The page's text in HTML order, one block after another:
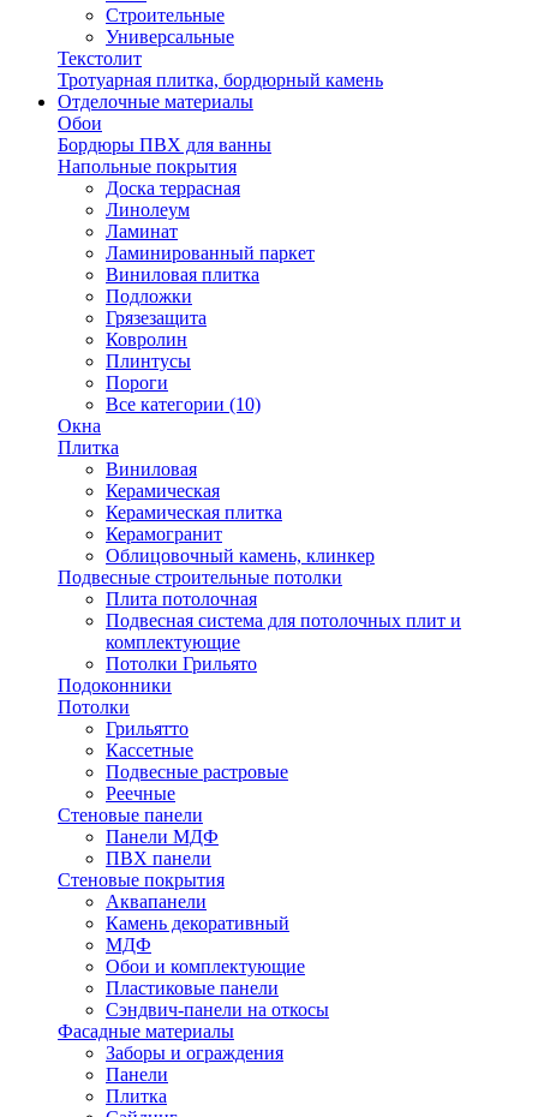
Строительные
Универсальные
Текстолит
Тротуарная плитка, бордюрный камень
Отделочные материалы
Обои
Бордюры ПВХ для ванны
Напольные покрытия
Доска террасная
Линолеум
Ламинат
Ламинированный паркет
Виниловая плитка
Подложки
Грязезащита
Ковролин
Плинтусы
Пороги
Все категории (10)
Окна
Плитка
Виниловая
Керамическая
Керамическая плитка
Керамогранит
Облицовочный камень, клинкер
Подвесные строительные потолки
Плита потолочная
Подвесная система для потолочных плит и
комплектующие
Потолки Грильято
Подоконники
Потолки
Грильятто
Кассетные
Подвесные растровые
Реечные
Стеновые панели
Панели МДФ
ПВХ панели
Стеновые покрытия
Аквапанели
Камень декоративный
МДФ
Обои и комплектующие
Пластиковые панели
Сэндвич-панели на откосы
Фасадные материалы
Заборы и ограждения
Панели
Плитка